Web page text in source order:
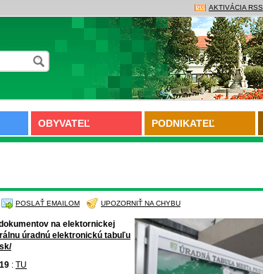
AKTIVÁCIA RSS
OBYVATEĽ PODNIKATEĽ
POSLAŤ EMAILOM UPOZORNIŤ NA CHYBU
na elektornickej
úradnú elektronickú tabuľu
: TU